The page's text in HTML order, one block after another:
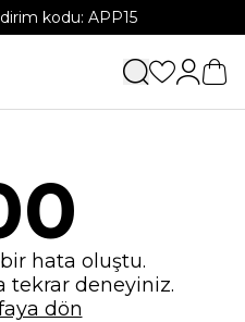
kodu: APP15
hata oluştu.
tekrar deneyiniz.
dön